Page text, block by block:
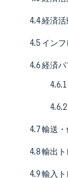
4.4 経済
4.5 インフ
4.6 経済
4.7 輸送
4.8 輸出
4.9 輸入